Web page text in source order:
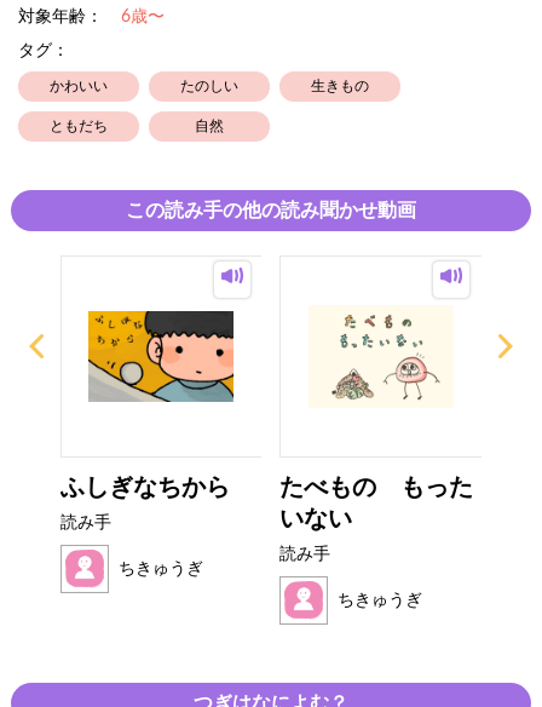
対象年齢：
6歳〜
タグ：
かわいい たのしい 生きもの
ともだち 自然
この読み手の他の読み聞かせ動画
ふしぎなちから
読み手
ちきゅうぎ
たべもの もった
いない
読み手
ちきゅうぎ